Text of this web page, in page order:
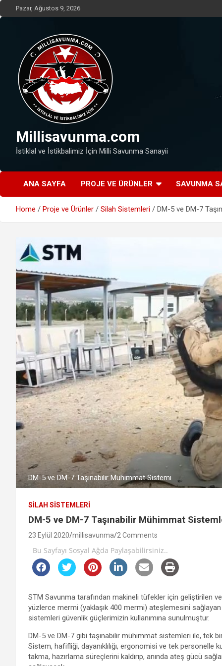
Skip
to
Pazar, Ağustos 9, 2026
Millisavunma.com
İstiklal ve İstikbalimiz İçin Milli Savunma Sanayii
ANA SAYFA PROJE VE ÜRÜNLER SAVUNMA
Home Proje ve Ürünler Silah Sistemleri DM-5 ve DM-7
DM-5 ve DM-7 Taşınabilir Mühimmat Sistemi
SILAH SISTEMLERI
DM-5 ve DM-7 Taşınabilir Mühimmat
23 Eylül 2020 millisavunma 2 Comments
Bu Sayfayı Sosyal Ağda Paylaşabilirsiniz..
STM Savunma tarafından makineli tüfekler için geliştirilen
yüzlerce mermi (yaklaşık 400 mermi) ateşlemesini
sistemleri güvenlik güçlerimizin kullanımına sunulmuştur.
DM-5 ve DM-7 gibi taşınabilir mühimmat sistemleri ile, tek
Sistem, hafifliği, dayanıklılığı, ergonomisi ve tek personelle
takma, hazırlama süreçlerini kaldırıp, anında ateş gücü